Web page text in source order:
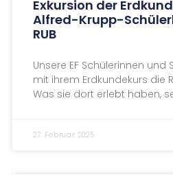
Exkursion der
Alfred-Krupp-
RUB
Unsere EF Schülerinnen
mit ihrem Erdkundekurs die
Was sie dort erlebt haben,
27. Februar 2025